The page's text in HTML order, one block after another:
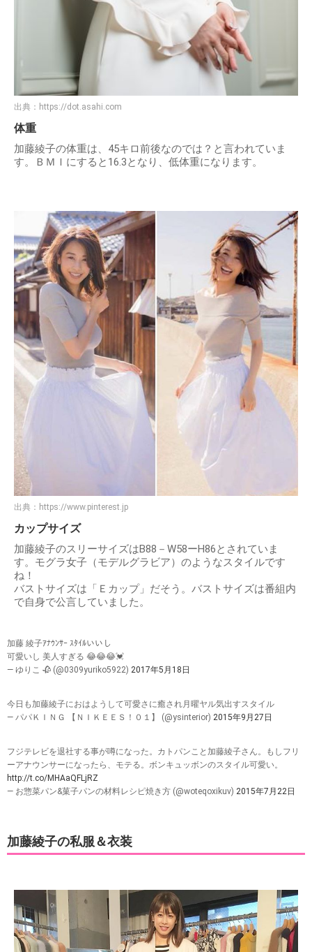
出典： https://dot.asahi.com
体重
加藤綾子の体重は、45キロ前後なのでは？と言われていま
す。ＢＭＩにすると16.3となり、低体重になります。
出典： https://www.pinterest.jp
カップサイズ
加藤綾子のスリーサイズはB88－W58ーH86とされていま
す。モグラ女子（モデルグラビア）のようなスタイルです
ね！
バストサイズは「Ｅカップ」だそう。バストサイズは番組内
で自身で公言していました。
加藤 綾子ｱﾅｳﾝｻｰ ｽﾀｲﾙいいし
可愛いし 美人すぎる 😂😂😂💓
— ゆりこ 🥀 (@0309yuriko5922) 2017年5月18日
今日も加藤綾子におはようして可愛さに癒され月曜ヤル気出すスタイル
— パパＫＩＮＧ 【ＮＩＫＥＥＳ！０１】 (@ysinterior) 2015年9月27日
フジテレビを退社する事が噂になった。カトパンこと加藤綾子さん。もしフリ
ーアナウンサーになったら、モテる。ボンキュッボンのスタイル可愛い。
http://t.co/MHAaQFLjRZ
— お惣菜パン&菓子パンの材料レシピ焼き方 (@woteqoxikuv) 2015年7月22日
加藤綾子の私服＆衣装